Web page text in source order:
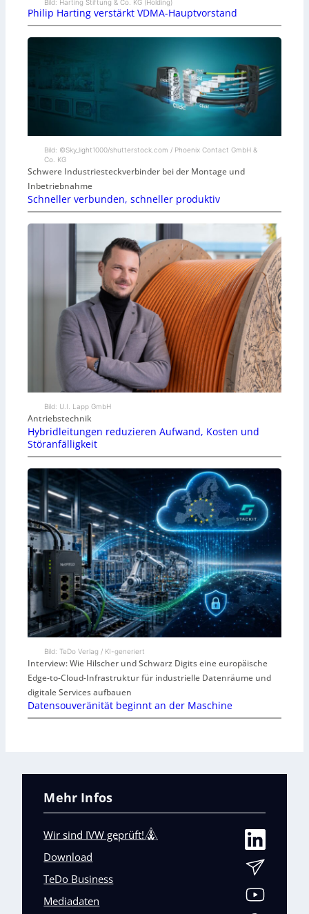
Bild: Harting Stiftung & Co. KG (Holding)
Philip Harting verstärkt VDMA-Hauptvorstand
Bild: ©Sky_light1000/shutterstock.com / Phoenix Contact GmbH &
Co. KG
Schwere Industriesteckverbinder bei der Montage und
Inbetriebnahme
Schneller verbunden, schneller produktiv
Bild: U.I. Lapp GmbH
Antriebstechnik
Hybridleitungen reduzieren Aufwand, Kosten und
Störanfälligkeit
Bild: TeDo Verlag / KI-generiert
Interview: Wie Hilscher und Schwarz Digits eine europäische
Edge-to-Cloud-Infrastruktur für industrielle Datenräume und
digitale Services aufbauen
Datensouveränität beginnt an der Maschine
Mehr Infos
Wir sind IVW geprüft!
Download
TeDo Business
Mediadaten